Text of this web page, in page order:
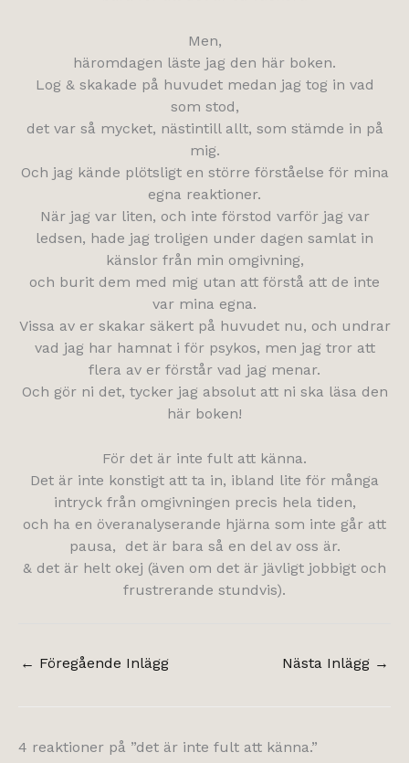
Men,
häromdagen läste jag den här boken.
Log & skakade på huvudet medan jag tog in vad
som stod,
det var så mycket, nästintill allt, som stämde in på
mig.
Och jag kände plötsligt en större förståelse för mina
egna reaktioner.
När jag var liten, och inte förstod varför jag var
ledsen, hade jag troligen under dagen samlat in
känslor från min omgivning,
och burit dem med mig utan att förstå att de inte
var mina egna.
Vissa av er skakar säkert på huvudet nu, och undrar
vad jag har hamnat i för psykos, men jag tror att
flera av er förstår vad jag menar.
Och gör ni det, tycker jag absolut att ni ska läsa den
här boken!
För det är inte fult att känna.
Det är inte konstigt att ta in, ibland lite för många
intryck från omgivningen precis hela tiden,
och ha en överanalyserande hjärna som inte går att
pausa, det är bara så en del av oss är.
& det är helt okej (även om det är jävligt jobbigt och
frustrerande stundvis).
← Föregående Inlägg Nästa Inlägg →
4 reaktioner på ”det är inte fult att känna.”